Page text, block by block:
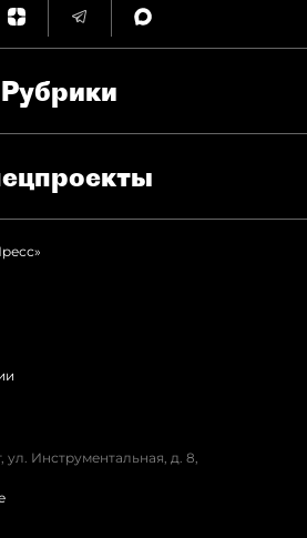
Рубрики
ул. Инструментальная, д. 8,